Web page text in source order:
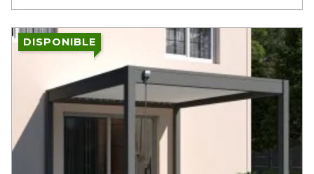
DISPONIBLE